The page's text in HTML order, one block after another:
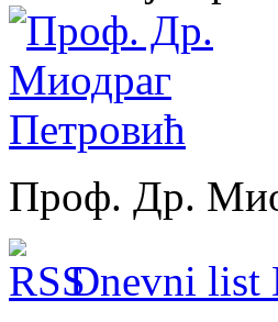
Проф. Др.
Dnevni list